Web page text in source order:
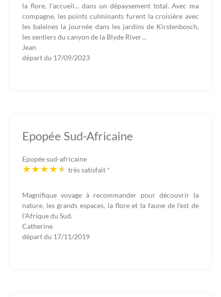
la flore, l’accueil… dans un dépaysement total. Avec ma
compagne, les points culminants furent la croisière avec
les baleines la journée dans les jardins de Kirstenbosch,
les sentiers du canyon de la Blyde River…
Jean
départ du 17/09/2023
Epopée Sud-Africaine
Epopée sud-africaine
très satisfait *
Magnifique voyage à recommander pour découvrir la
nature, les grands espaces, la flore et la faune de l'est de
l'Afrique du Sud.
Catherine
départ du 17/11/2019